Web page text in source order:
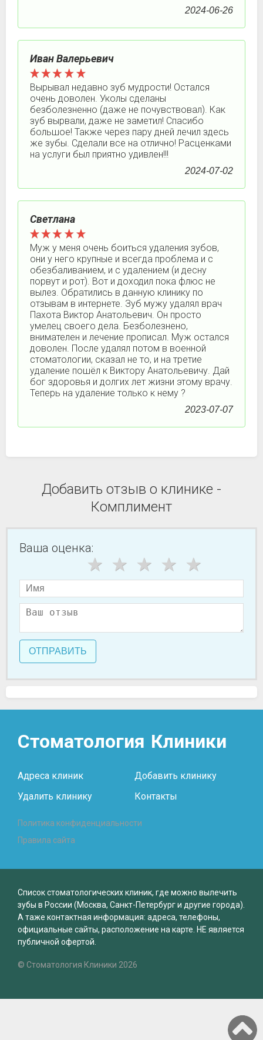
2024-06-26
Иван Валерьевич
Вырывал недавно зуб мудрости! Остался
очень доволен. Уколы сделаны
безболезненно (даже не почувствовал). Как
зуб вырвали, даже не заметил! Спасибо
большое! Также через пару дней лечил здесь
же зубы. Сделали все на отлично! Расценками
на услуги был приятно удивлен!!!
2024-07-02
Светлана
Муж у меня очень боиться удаления зубов,
они у него крупные и всегда проблема и с
обезбаливанием, и с удалением (и десну
порвут и рот). Вот и доходил пока флюс не
вылез. Обратились в данную клинику по
отзывам в интернете. Зуб мужу удалял врач
Пахота Виктор Анатольевич. Он просто
умелец своего дела. Безболезнено,
внимателен и лечение прописал. Муж остался
доволен. После удалял потом в военной
стоматологии, сказал не то, и на третие
удаление пошёл к Виктору Анатольевичу. Дай
бог здоровья и долгих лет жизни этому врачу.
Теперь на удаление только к нему ?
2023-07-07
Добавить отзыв о клинике -
Комплимент
Ваша оценка:
ОТПРАВИТЬ
Стоматология Клиники
Адреса клиник
Добавить клинику
Удалить клинику
Контакты
Политика конфиденциальности
Правила сайта
Список стоматологических клиник, где можно вылечить
зубы в России (Москва, Санкт-Петербург и другие города).
А таже контактная информация: адреса, телефоны,
официальные сайты, расположение на карте. НЕ является
публичной офертой.
© Стоматология Клиники 2026